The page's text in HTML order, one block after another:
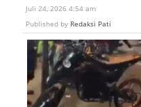
Juli 24, 2026 4:54 am
Published by Redaksi Pati